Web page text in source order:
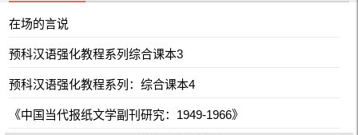
在场的言说
预科汉语强化教程系列综合课本3
预科汉语强化教程系列：综合课本4
《中国当代报纸文学副刊研究：1949-1966》